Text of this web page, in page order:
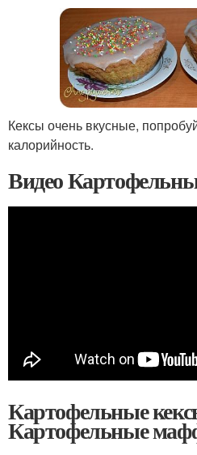
Кексы очень вкусные,
калорийность.
Видео
Картофельные
Картофельные